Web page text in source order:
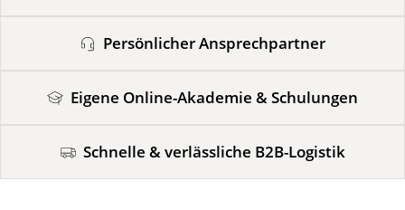
Persönlicher Ansprechpartner
Eigene Online-Akademie & Schulungen
Schnelle & verlässliche B2B-Logistik